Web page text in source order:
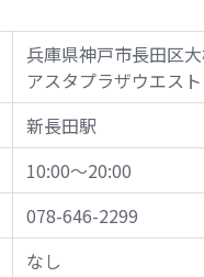
兵庫県神戸市長田区
アスタプラザウエス
新長田駅
10:00～20:00
078-646-2299
なし